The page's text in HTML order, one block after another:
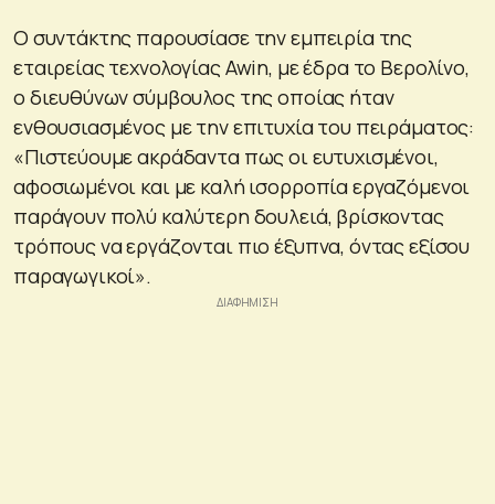
Ο συντάκτης παρουσίασε την εμπειρία της
εταιρείας τεχνολογίας Awin, με έδρα το Βερολίνο,
ο διευθύνων σύμβουλος της οποίας ήταν
ενθουσιασμένος με την επιτυχία του πειράματος:
«Πιστεύουμε ακράδαντα πως οι ευτυχισμένοι,
αφοσιωμένοι και με καλή ισορροπία εργαζόμενοι
παράγουν πολύ καλύτερη δουλειά, βρίσκοντας
τρόπους να εργάζονται πιο έξυπνα, όντας εξίσου
παραγωγικοί».